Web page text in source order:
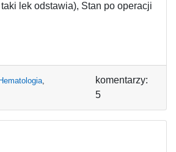
lek odstawia), Stan po operacji
Hematologia,
komentarzy:
5